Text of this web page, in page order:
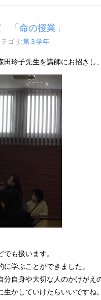
「命の授業」
ゴリ:第３学年
玲子先生を講師にお招きし
も扱います。
学ぶことができました。
自身や大切な人のかけがえ
かしていけたらいいですね。